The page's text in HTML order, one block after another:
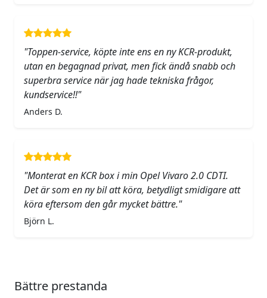
"Toppen-service, köpte inte ens en ny KCR-produkt,
utan en begagnad privat, men fick ändå snabb och
superbra service när jag hade tekniska frågor,
kundservice!!"
Anders D.
"Monterat en KCR box i min Opel Vivaro 2.0 CDTI.
Det är som en ny bil att köra, betydligt smidigare att
köra eftersom den går mycket bättre."
Björn L.
Bättre prestanda